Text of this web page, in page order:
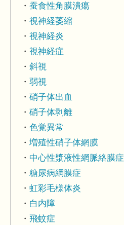
蚕食性角膜潰瘍
視神経萎縮
視神経炎
視神経症
斜視
弱視
硝子体出血
硝子体剥離
色覚異常
増殖性硝子体網膜
中心性漿液性網脈絡膜症
糖尿病網膜症
虹彩毛様体炎
白内障
飛蚊症